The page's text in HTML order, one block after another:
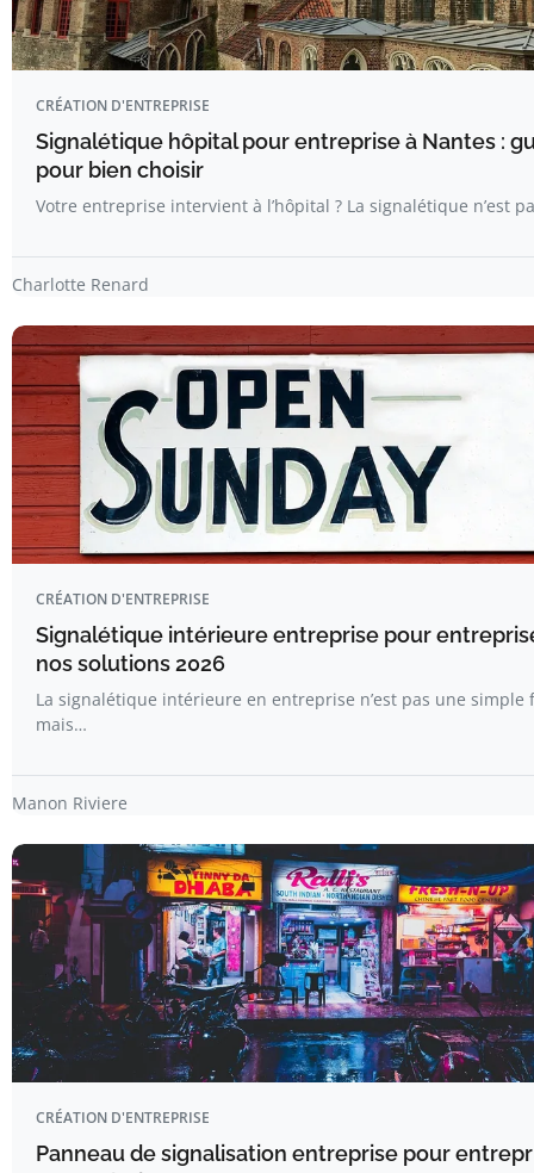
CRÉATION D'ENTREPRISE
Signalétique hôpital pour entreprise à Nantes :
pour bien choisir
Votre entreprise intervient à l’hôpital ? La signalétique n’est
Charlotte Renard
CRÉATION D'ENTREPRISE
Signalétique intérieure entreprise pour
nos solutions 2026
La signalétique intérieure en entreprise n’est pas une simple
mais…
Manon Riviere
CRÉATION D'ENTREPRISE
Panneau de signalisation entreprise pour